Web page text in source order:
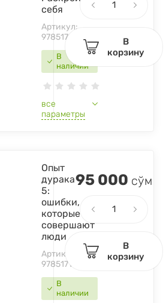
В
наличии
себя
Артикул:
9785171162139
все
параметры
В
корзину
В
наличии
Опыт
дурака
5:
ошибки,
которые
совершают
люди
Артикул:
9785171120849
95 000 сўм
В
корзину